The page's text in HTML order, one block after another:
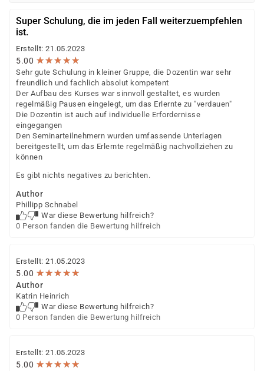
Super Schulung, die im jeden Fall weiterzuempfehlen
ist.
Erstellt: 21.05.2023
5.00 ★★★★★
★★★★★
Sehr gute Schulung in kleiner Gruppe, die Dozentin war sehr
freundlich und fachlich absolut kompetent
Der Aufbau des Kurses war sinnvoll gestaltet, es wurden
regelmäßig Pausen eingelegt, um das Erlernte zu "verdauen"
Die Dozentin ist auch auf individuelle Erfordernisse
eingegangen
Den Seminarteilnehmern wurden umfassende Unterlagen
bereitgestellt, um das Erlernte regelmäßig nachvollziehen zu
können
Es gibt nichts negatives zu berichten.
Author
Phillipp Schnabel
War diese Bewertung hilfreich?
0 Person fanden die Bewertung hilfreich
Erstellt: 21.05.2023
5.00 ★★★★★
★★★★★
Author
Katrin Heinrich
War diese Bewertung hilfreich?
0 Person fanden die Bewertung hilfreich
Erstellt: 21.05.2023
5.00 ★★★★★
★★★★★